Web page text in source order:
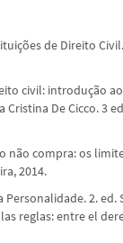
de Direito
civil: introdução
De Cicco. 3
não compra: os
2014.
Personalidade. 2.
las reglas: entre el